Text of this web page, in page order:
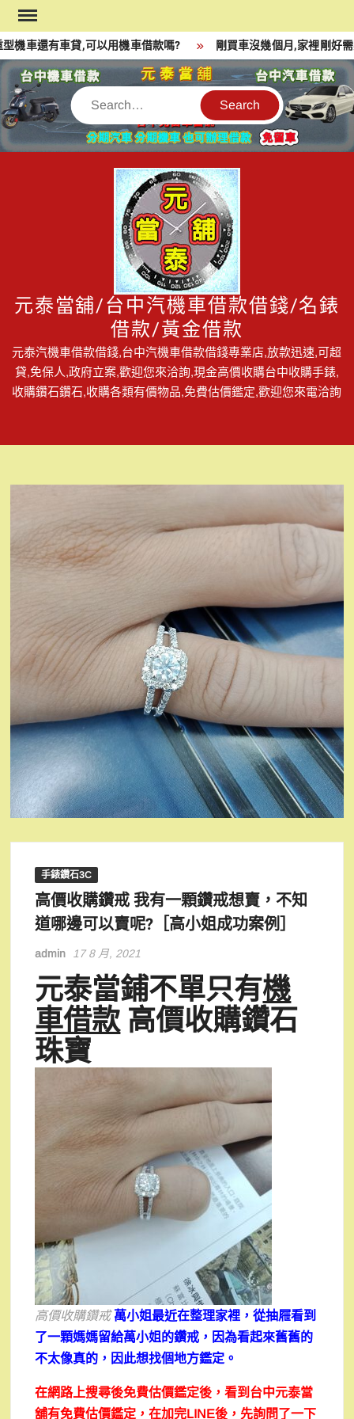
Skip
to
content
機車還有車貸,可以用機車借款嗎? 剛買車沒幾個月,家裡剛好
Search
元泰當舖/台中汽機車借款借錢/名錶
借款/黃金借款
元泰汽機車借款借錢,台中汽機車借款借錢專業店,放款迅速,可超
貸,免保人,政府立案,歡迎您來洽詢,現金高價收購台中收購手錶,
收購鑽石鑽石,收購各類有價物品,免費估價鑑定,歡迎您來電洽詢
手錶鑽石3C
高價收購鑽戒 我有一顆鑽戒想賣，不知
道哪邊可以賣呢?［高小姐成功案例］
admin 17 8 月, 2021
元泰當鋪不單只有機
車借款高價收購鑽石
珠寶
高價收購鑽戒萬小姐最近在整理家裡，從抽屜看到
了一顆媽媽留給萬小姐的鑽戒，因為看起來舊舊的
不太像真的，因此想找個地方鑑定。
在網路上搜尋後免費估價鑑定後，看到台中元泰當
舖有免費估價鑑定，在加完LINE後，先詢問了一下